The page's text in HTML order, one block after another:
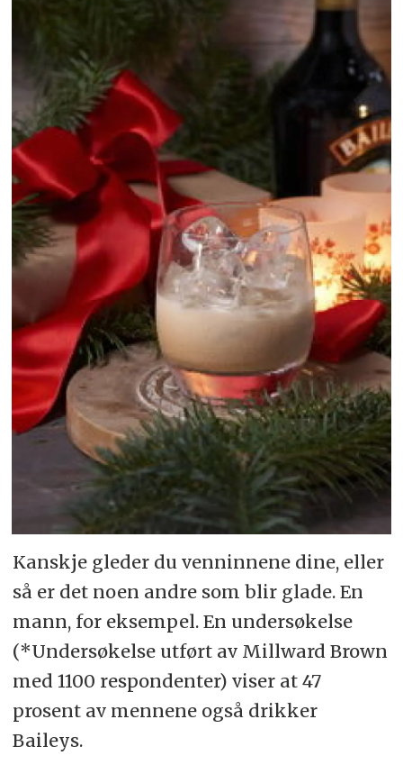
Kanskje gleder du venninnene dine, eller
så er det noen andre som blir glade. En
mann, for eksempel. En undersøkelse
(*Undersøkelse utført av Millward Brown
med 1100 respondenter) viser at 47
prosent av mennene også drikker
Baileys.